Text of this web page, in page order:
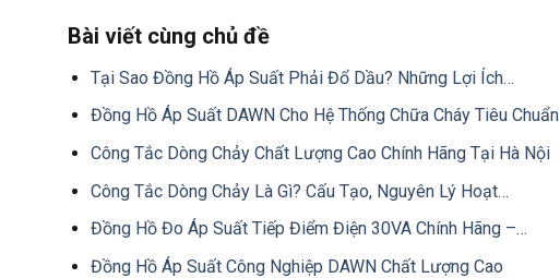
Bài viết cùng chủ đề
Tại Sao Đồng Hồ Áp Suất Phải Đổ Dầu? Những Lợi Ích…
Đồng Hồ Áp Suất DAWN Cho Hệ Thống Chữa Cháy Tiêu Chuẩn
Công Tắc Dòng Chảy Chất Lượng Cao Chính Hãng Tại Hà Nội
Công Tắc Dòng Chảy Là Gì? Cấu Tạo, Nguyên Lý Hoạt…
Đồng Hồ Đo Áp Suất Tiếp Điểm Điện 30VA Chính Hãng –…
Đồng Hồ Áp Suất Công Nghiệp DAWN Chất Lượng Cao